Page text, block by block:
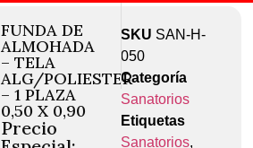
FUNDA DE
ALMOHADA
– TELA
ALG/POLIESTER
– 1 PLAZA
0,50 X 0,90
Precio
SKU SAN-H-
050
Categoría
Sanatorios
Etiquetas
Sanatorios,